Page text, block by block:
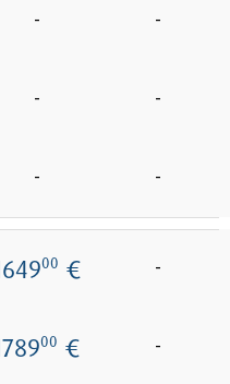
- -
- -
- -
00 € -
00 € -